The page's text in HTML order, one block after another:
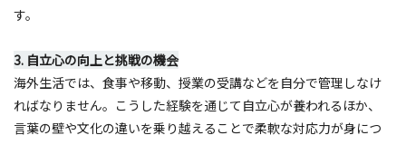
す。
3. 自立心の向上と挑戦の機会
海外生活では、食事や移動、授業の受講などを自分で管理しなけ
ればなりません。こうした経験を通じて自立心が養われるほか、
言葉の壁や文化の違いを乗り越えることで柔軟な対応力が身につ